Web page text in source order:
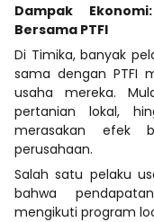
Dampak
Bersama PTFI
Di Timika, banyak
sama dengan PTFI
usaha mereka.
pertanian lokal,
merasakan efek
perusahaan.
Salah satu pelaku
bahwa
mengikuti program